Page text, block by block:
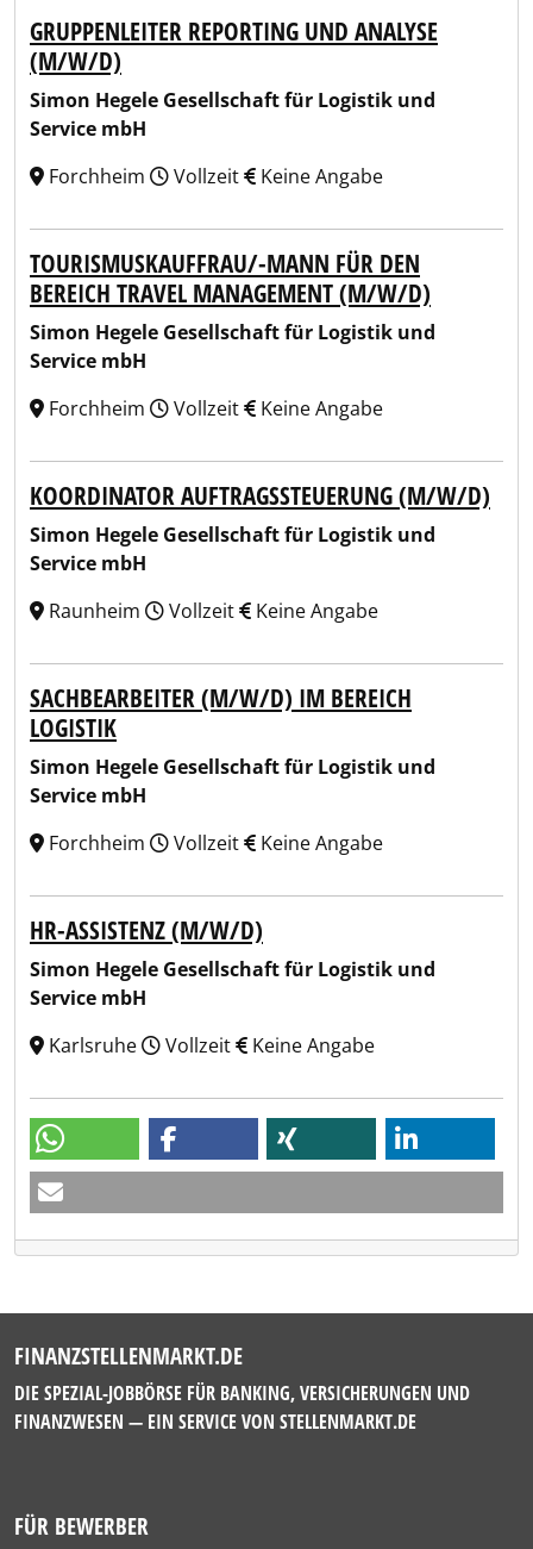
GRUPPENLEITER REPORTING UND ANALYSE
(M/W/D)
Simon Hegele Gesellschaft für Logistik und
Service mbH
Forchheim
Vollzeit Keine Angabe
TOURISMUSKAUFFRAU/-MANN FÜR DEN
BEREICH TRAVEL MANAGEMENT (M/W/D)
Simon Hegele Gesellschaft für Logistik und
Service mbH
Forchheim
Vollzeit Keine Angabe
KOORDINATOR AUFTRAGSSTEUERUNG (M/W/D)
Simon Hegele Gesellschaft für Logistik und
Service mbH
Raunheim
Vollzeit Keine Angabe
SACHBEARBEITER (M/W/D) IM BEREICH
LOGISTIK
Simon Hegele Gesellschaft für Logistik und
Service mbH
Forchheim
Vollzeit Keine Angabe
HR-ASSISTENZ (M/W/D)
Simon Hegele Gesellschaft für Logistik und
Service mbH
Karlsruhe
Vollzeit Keine Angabe
FINANZSTELLENMARKT.DE
DIE SPEZIAL-JOBBÖRSE FÜR BANKING, VERSICHERUNGEN UND
FINANZWESEN — EIN SERVICE VON STELLENMARKT.DE
FÜR BEWERBER